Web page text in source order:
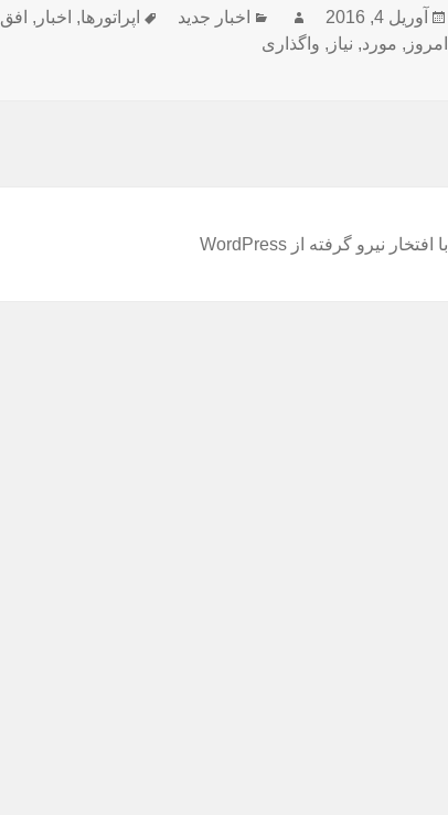
ارسال
شده
آوریل 4, 2016 نویسندهدسته‌ها
اخبار جدید برچسب‌ها
اپراتورها, اخبار , افق
امروز , مورد, نیاز , واگذاری
با افتخار نیرو گرفته از WordPress